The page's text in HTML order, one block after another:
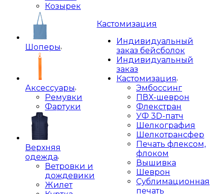
Козырек
Шоперы
Аксессуары
Ремувки
Фартуки
Верхняя
одежда
Ветровки и
дождевики
Жилет
Кастомизация
Индивидуальный
заказ бейсболок
Индивидуальный
заказ
Кастомизация
Эмбоссинг
ПВХ-шеврон
Флекстран
УФ 3D-патч
Шелкография
Шелкотрансфер
Печать флексом,
флоком
Вышивка
Шеврон
Сублимационная
печать